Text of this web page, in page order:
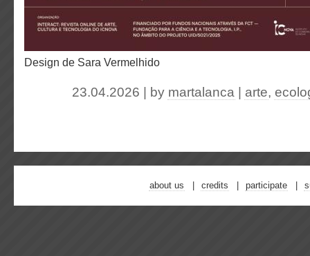
design de Sara Vermelhido
23.04.2026 | by martalanca arte,
about us credits participate